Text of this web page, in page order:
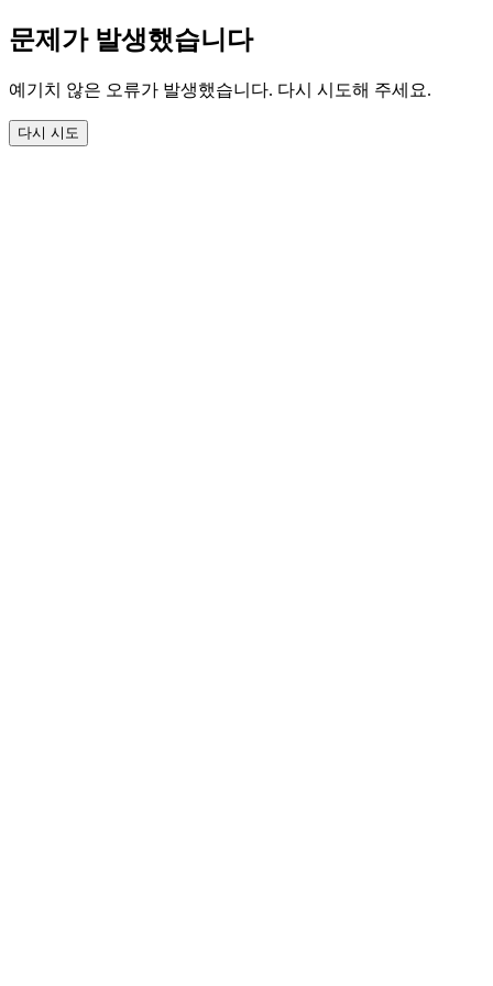
문제가 발생했습니다
예기치 않은 오류가 발생했습니다. 다시 시도해 주세요.
다시 시도